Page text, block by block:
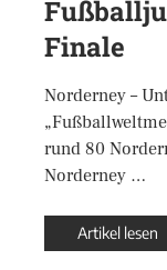
Finale
Norderney –
rund 80
Norderney …
Artikel lesen